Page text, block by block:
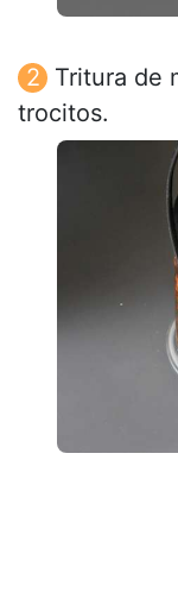
Tritura de
trocitos.